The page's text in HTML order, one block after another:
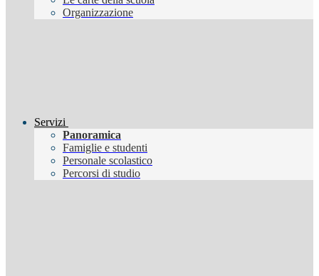
Organizzazione
Servizi
Panoramica
Famiglie e studenti
Personale scolastico
Percorsi di studio